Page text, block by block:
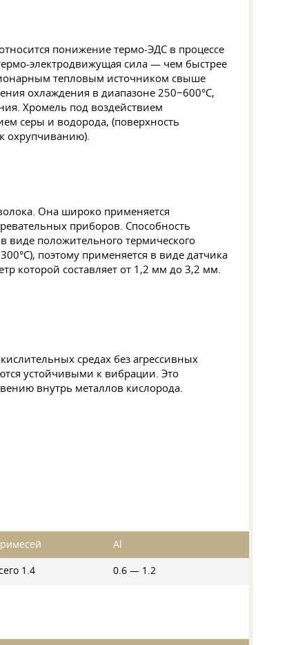
понижение термо-ЭДС в процессе
электродвижущая сила — чем быстрее
тепловым источником свыше
охлаждения в диапазоне 250−600°C,
Хромель под воздействием
серы и водорода, (поверхность
охрупчиванию).
Она широко применяется
приборов. Способность
виде положительного термического
поэтому применяется в виде датчика
которой составляет от 1,2 мм до 3,2 мм.
средах без агрессивных
устойчивыми к вибрации. Это
внутрь металлов кислорода.
Al
1.4 0.6 — 1.2